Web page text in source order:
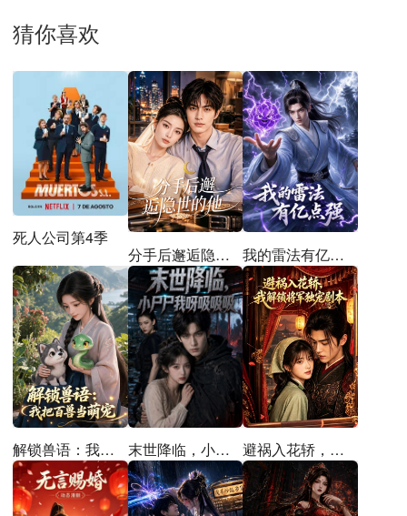
猜你喜欢
死人公司第4季
分手后邂逅隐世的他
我的雷法有亿点强
解锁兽语：我把百兽当萌宠 末世降临，小尸尸我呀吸吸吸 避祸入花轿，我解锁将军独宠剧本